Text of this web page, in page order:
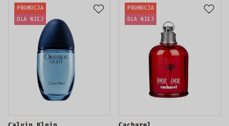
PROMOCJA
DLA NIEJ
PROMOCJA
DLA NIEJ